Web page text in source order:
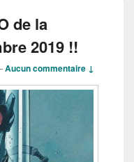
de la
2019 !!
Aucun commentaire ↓